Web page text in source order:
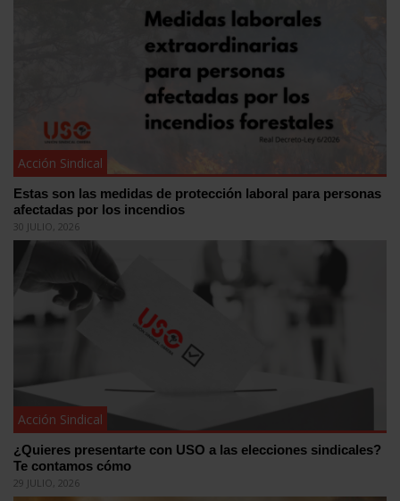
Acción Sindical
Estas son las medidas de protección laboral para personas
afectadas por los incendios
30 JULIO, 2026
Acción Sindical
¿Quieres presentarte con USO a las elecciones sindicales?
Te contamos cómo
29 JULIO, 2026